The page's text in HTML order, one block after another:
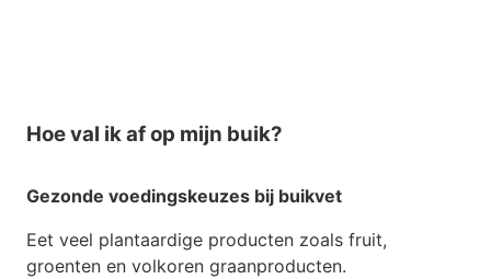
Hoe val ik af op mijn buik?
Gezonde voedingskeuzes bij buikvet
Eet veel plantaardige producten zoals fruit,
groenten en volkoren graanproducten.